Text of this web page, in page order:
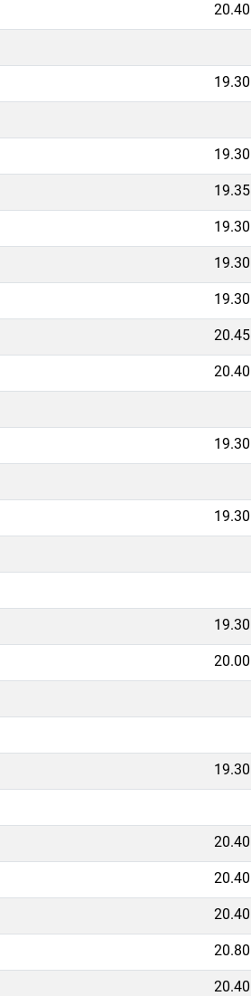
20.40
19.30
19.30
19.35
19.30
19.30
19.30
20.45
20.40
19.30
19.30
19.30
20.00
19.30
20.40
20.40
20.40
20.80
20.40